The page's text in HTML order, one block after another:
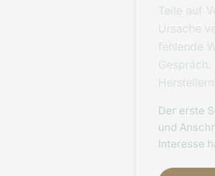
Teile auf
Ursache
fehlende
Gespräch.
Der erste
und
Interesse